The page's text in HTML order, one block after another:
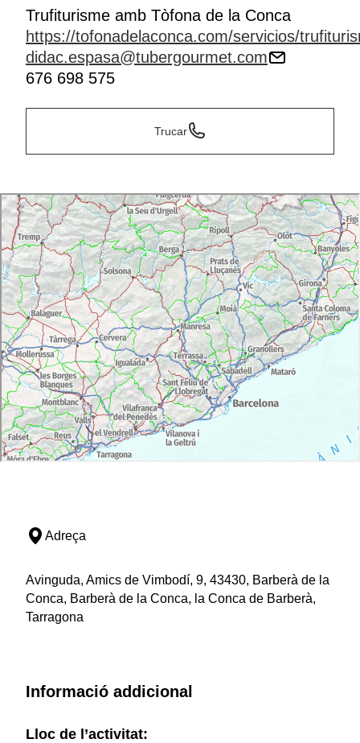
Trufiturisme amb Tòfona de la Conca
https://tofonadelaconca.com/servicios/
didac.espasa@tubergourmet.com
676 698 575
Trucar
Adreça
Avinguda, Amics de Vimbodí, 9, 43430, Barberà de la
Conca, Barberà de la Conca, la Conca de Barberà,
Tarragona
Informació addicional
Lloc de l’activitat: